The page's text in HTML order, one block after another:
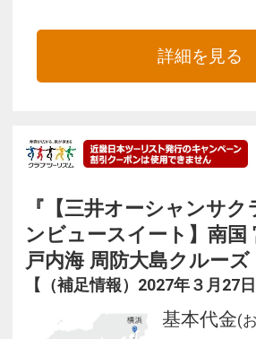
詳細を見る
『【三井オーシャンサ
ンビュースイート】南国
戸内海 周防大島クルーズ
【（補足情報）2027年３月27日
基本代金(